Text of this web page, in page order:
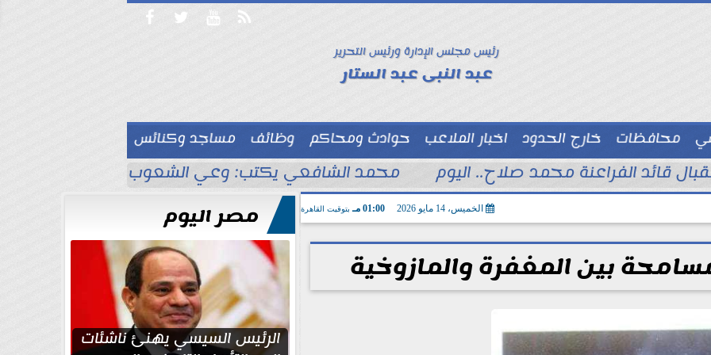
   
رئيس مجلس الإدارة ورئيس التحرير
عبد النبى عبد الستار
محافظات خارج الحدود اخبار الملاعب حوادث ومحاكم وظائف
مساجد وكنائس
توك شو  قائد الفراعنة محمد صلاح.. اليوم محمد الشافعي يكتب: وعي الشعوب لا يُقاس
الخميس، 14 مايو 2026 01:00 مـ بتوقيت القاهرة
بين المغفرة والمازوخية
مصر اليوم
الرئيس السيسي يهنئ ناشئات